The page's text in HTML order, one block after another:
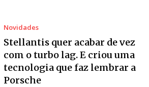
Novidades
Stellantis quer acabar de vez
com o turbo lag. E criou uma
tecnologia que faz lembrar a
Porsche